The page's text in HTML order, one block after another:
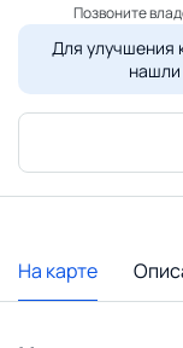
Позвоните
Для улучшения
нашли
На карте